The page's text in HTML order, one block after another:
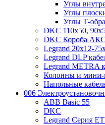
Углы
Углы
Углы Т-
DKC 110х50,
DKC Короба
Legrand 20х12-
Legrand DLP
Legrand METRA
Колонны и
Напольные
006
ABB Basic 55
DKC
Legrand Серия